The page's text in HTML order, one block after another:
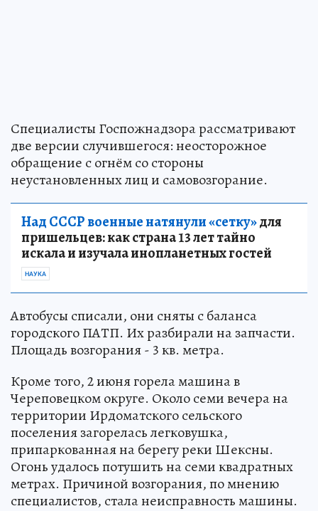
Специалисты Госпожнадзора рассматривают
две версии случившегося: неосторожное
обращение с огнём со стороны
неустановленных лиц и самовозгорание.
Над СССР военные натянули «сетку»для
пришельцев: как страна 13 лет тайно
искала и изучала инопланетных гостей
НАУКА
Автобусы списали, они сняты с баланса
городского ПАТП. Их разбирали на запчасти.
Площадь возгорания - 3 кв. метра.
Кроме того, 2 июня горела машина в
Череповецком округе. Около семи вечера на
территории Ирдоматского сельского
поселения загорелась легковушка,
припаркованная на берегу реки Шексны.
Огонь удалось потушить на семи квадратных
метрах. Причиной возгорания, по мнению
специалистов, стала неисправность машины.